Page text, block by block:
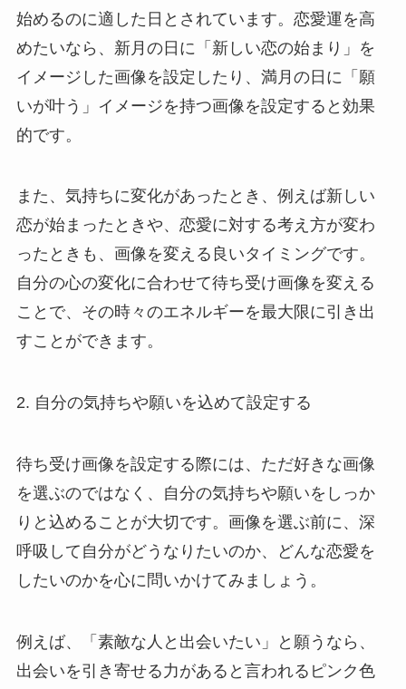
始めるのに適した日とされています。恋愛運を高
めたいなら、新月の日に「新しい恋の始まり」を
イメージした画像を設定したり、満月の日に「願
いが叶う」イメージを持つ画像を設定すると効果
的です。
また、気持ちに変化があったとき、例えば新しい
恋が始まったときや、恋愛に対する考え方が変わ
ったときも、画像を変える良いタイミングです。
自分の心の変化に合わせて待ち受け画像を変える
ことで、その時々のエネルギーを最大限に引き出
すことができます。
2. 自分の気持ちや願いを込めて設定する
待ち受け画像を設定する際には、ただ好きな画像
を選ぶのではなく、自分の気持ちや願いをしっか
りと込めることが大切です。画像を選ぶ前に、深
呼吸して自分がどうなりたいのか、どんな恋愛を
したいのかを心に問いかけてみましょう。
例えば、「素敵な人と出会いたい」と願うなら、
出会いを引き寄せる力があると言われるピンク色